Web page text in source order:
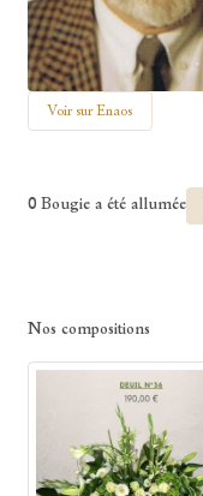
Voir sur Enaos
0 Bougie a été allumée
Nos compositions